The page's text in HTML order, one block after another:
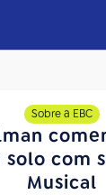
Sobre a EBC
com
Musical